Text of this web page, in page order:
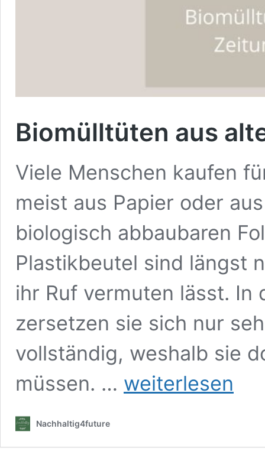
Biomülltüten aus
Viele Menschen kaufen
meist aus Papier oder
biologisch abbaubaren
Plastikbeutel sind längst
ihr Ruf vermuten lässt. In
zersetzen sie sich nur
vollständig, weshalb sie
müssen. …
Biomülltüten
aus
weiterlesen
Nachhaltig4future